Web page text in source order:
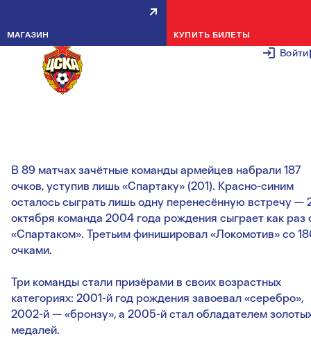
Войти
МАГАЗИН КУПИТЬ БИЛЕТЫ
ДЮСШ ПФК ЦСКА — ВИЦЕ-
ЧЕМПИОН КЛУБНОЙ ЛИГИ!
В 89 матчах зачётные команды армейцев набрали 187
очков, уступив лишь «Спартаку» (201). Красно-синим
осталось сыграть лишь одну перенесённую встречу —
октября команда 2004 года рождения сыграет как раз
«Спартаком». Третьим финишировал «Локомотив» со
очками.
Три команды стали призёрами в своих возрастных
категориях: 2001-й год рождения завоевал «серебро»,
2002-й — «бронзу», а 2005-й стал обладателем
медалей.